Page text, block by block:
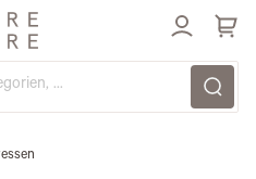
Direkt
zum
Inhalt